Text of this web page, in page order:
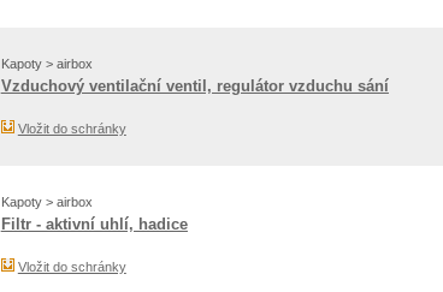
Kapoty > airbox
Vzduchový ventilační ventil, regulátor vzduchu sání
Vložit do schránky
Kapoty > airbox
Filtr - aktivní uhlí, hadice
Vložit do schránky